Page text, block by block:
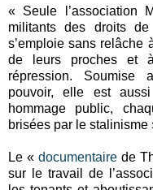
« Seule l’association
militants des droits de
s’emploie sans relâche
de leurs proches et
répression. Soumise
pouvoir, elle est
hommage public,
brisées par le stalinisme
Le « documentaire de
sur le travail de